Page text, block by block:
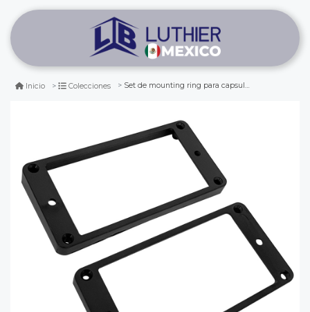
Inicio Colecciones Set de mounting ring para capsula humbucker. color black